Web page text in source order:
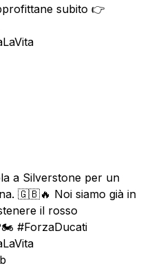
subito 👉
a Silverstone per un
🇬🇧🔥 Noi siamo già in
il rosso
#ForzaDucati